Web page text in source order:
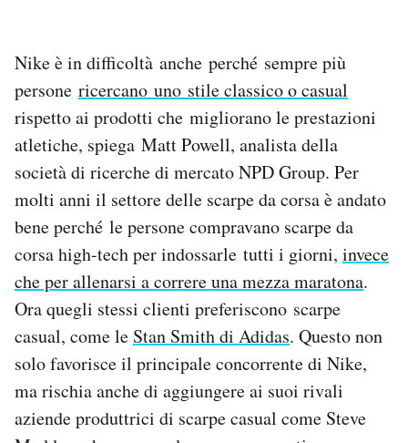
Nike è in difficoltà anche perché sempre più
persone ricercano uno stile classico o casual
rispetto ai prodotti che migliorano le prestazioni
atletiche, spiega Matt Powell, analista della
società di ricerche di mercato NPD Group. Per
molti anni il settore delle scarpe da corsa è andato
bene perché le persone compravano scarpe da
corsa high-tech per indossarle tutti i giorni, invece
che per allenarsi a correre una mezza maratona.
Ora quegli stessi clienti preferiscono scarpe
casual, come le Stan Smith di Adidas. Questo non
solo favorisce il principale concorrente di Nike,
ma rischia anche di aggiungere ai suoi rivali
aziende produttrici di scarpe casual come Steve